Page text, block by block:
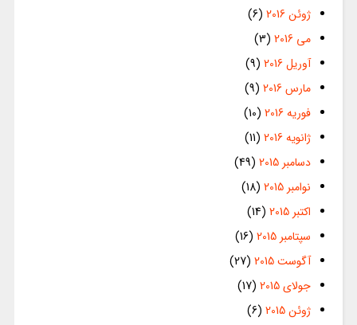
ژوئن 2016
(6)
می 2016
(3)
آوریل 2016
(9)
مارس 2016
(9)
فوریه 2016
(10)
ژانویه 2016
(11)
دسامبر 2015
(49)
نوامبر 2015
(18)
اکتبر 2015
(14)
سپتامبر 2015
(16)
آگوست 2015
(27)
جولای 2015
(17)
ژوئن 2015
(6)